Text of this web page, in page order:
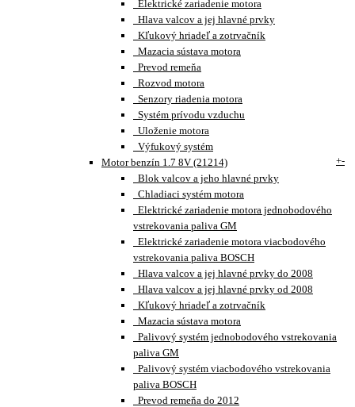
Elektrické zariadenie motora
Hlava valcov a jej hlavné prvky
Kľukový hriadeľ a zotrvačník
Mazacia sústava motora
Prevod remeňa
Rozvod motora
Senzory riadenia motora
Systém prívodu vzduchu
Uloženie motora
Výfukový systém
Motor benzín 1.7 8V (21214)
+-
Blok valcov a jeho hlavné prvky
Chladiaci systém motora
Elektrické zariadenie motora jednobodového
vstrekovania paliva GM
Elektrické zariadenie motora viacbodového
vstrekovania paliva BOSCH
Hlava valcov a jej hlavné prvky do 2008
Hlava valcov a jej hlavné prvky od 2008
Kľukový hriadeľ a zotrvačník
Mazacia sústava motora
Palivový systém jednobodového vstrekovania
paliva GM
Palivový systém viacbodového vstrekovania
paliva BOSCH
Prevod remeňa do 2012